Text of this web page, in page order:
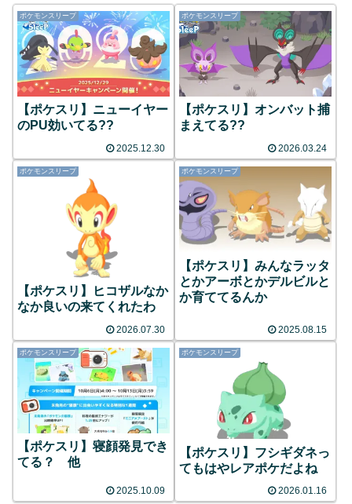
ポケモンスリープ
【ポケスリ】ニューイヤー
のPU効いてる??
2025.12.30
ポケモンスリープ
【ポケスリ】オンバット捕
まえてる??
2026.03.24
ポケモンスリープ
【ポケスリ】ヒコザルなか
なか良いの来てくれたわ
2026.07.30
ポケモンスリープ
【ポケスリ】みんなラッタ
とかアーボとかデルビルと
か育ててるんか
2025.08.15
ポケモンスリープ
【ポケスリ】寝顔発見でき
てる？ 他
2025.10.09
ポケモンスリープ
【ポケスリ】フシギダネっ
てもはやレアポケだよね
2026.01.16